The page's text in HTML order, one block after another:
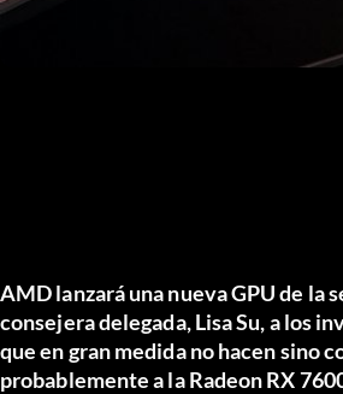
AMD lanzará una nueva GPU de la
consejera delegada, Lisa Su, a los
que en gran medida no hacen sino
probablemente a la Radeon RX